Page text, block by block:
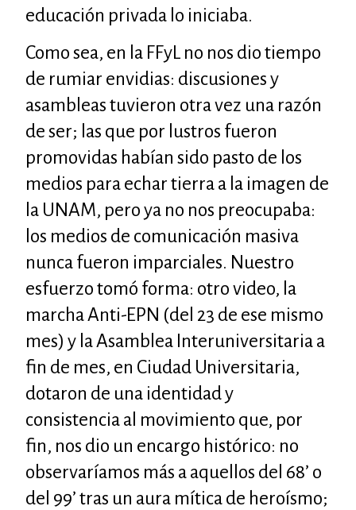
educación privada lo iniciaba.
Como sea, en la FFyL no nos dio tiempo
de rumiar envidias: discusiones y
asambleas tuvieron otra vez una razón
de ser; las que por lustros fueron
promovidas habían sido pasto de los
medios para echar tierra a la imagen de
la UNAM, pero ya no nos preocupaba:
los medios de comunicación masiva
nunca fueron imparciales. Nuestro
esfuerzo tomó forma: otro video, la
marcha Anti-EPN (del 23 de ese mismo
mes) y la Asamblea Interuniversitaria a
fin de mes, en Ciudad Universitaria,
dotaron de una identidad y
consistencia al movimiento que, por
fin, nos dio un encargo histórico: no
observaríamos más a aquellos del 68’ o
del 99’ tras un aura mítica de heroísmo;